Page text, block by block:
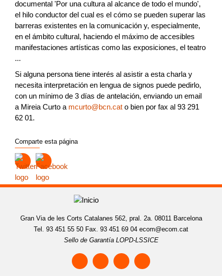
documental 'Por una cultura al alcance de todo el mundo',
el hilo conductor del cual es el cómo se pueden superar las
barreras existentes en la comunicación y, especialmente,
en el ámbito cultural, haciendo el máximo de accesibles
manifestaciones artísticas como las exposiciones, el teatro
...
Si alguna persona tiene interés al asistir a esta charla y
necesita interpretación en lengua de signos puede pedirlo,
con un mínimo de 3 días de antelación, enviando un email
a Mireia Curto a mcurto@bcn.cat o bien por fax al 93 291
62 01.
Comparte esta página
Gran Via de les Corts Catalanes 562, pral. 2a. 08011 Barcelona
Tel. 93 451 55 50 Fax. 93 451 69 04 ecom@ecom.cat
Sello de Garantía LOPD-LSSICE